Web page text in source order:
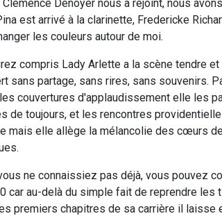
Denoyer nous a rejoint, nous
est arrivé à la clarinette, Fredericke
les couleurs autour de moi.
compris Lady Arlette a la scène tendre
sans partage, sans rires, sans souvenirs.
couvertures d'applaudissement elle les
de toujours, et les rencontres
mais elle allège la mélancolie des cœurs
ne connaissiez pas déjà, vous pouvez
car au-delà du simple fait de reprendre les
premiers chapitres de sa carrière il laisse